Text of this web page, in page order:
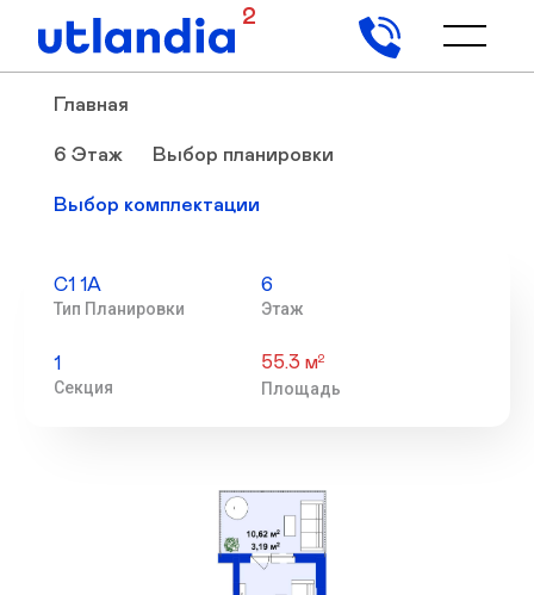
2
Главная
6 Этаж Выбор планировки
Выбор комплектации
С1 1А
Тип Планировки
6
Этаж
1
Секция
55.3 м2
Площадь